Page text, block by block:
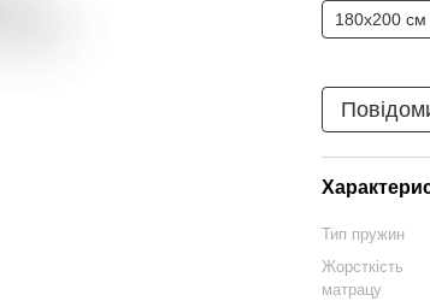
180х200 см
Тип пружин
Жорсткість
матрацу